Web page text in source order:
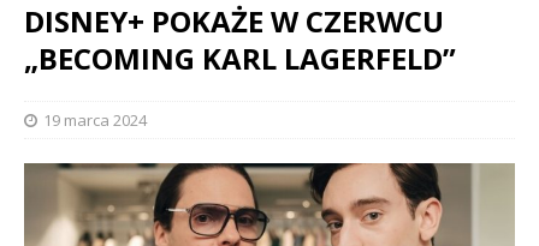
DISNEY+ POKAŻE W CZERWCU
„BECOMING KARL LAGERFELD”
19 marca 2024